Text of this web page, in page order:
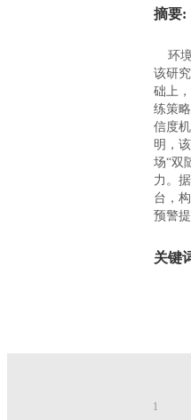
摘要:
环境
该研
础上
练策
信度
明，
场“双
力。
台，
预警
关键
1